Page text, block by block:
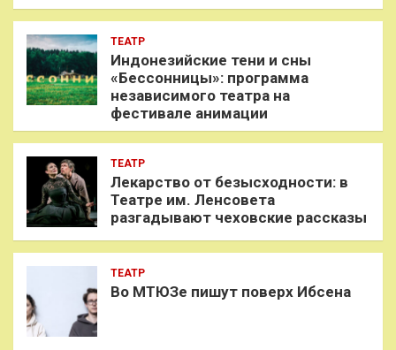
ТЕАТР
Индонезийские тени и сны
«Бессонницы»: программа
независимого театра на
фестивале анимации
ТЕАТР
Лекарство от безысходности: в
Театре им. Ленсовета
разгадывают чеховские рассказы
ТЕАТР
Во МТЮЗе пишут поверх Ибсена